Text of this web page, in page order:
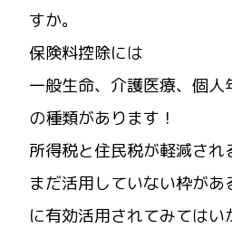
すか。
保険料控除には
一般生命、介護医療、個人
の種類があります！
所得税と住民税が軽減され
まだ活用していない枠が
に有効活用されてみてはい